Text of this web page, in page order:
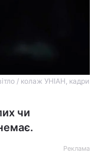
/ колаж УНІАН, кадри
чи
Реклама